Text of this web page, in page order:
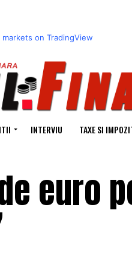
markets on TradingView
INTERVIU TAXE SI
euro